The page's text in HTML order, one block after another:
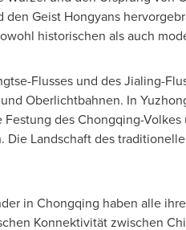
Geist Hongyans
historischen als auch
Flusses und des Jialing-
Oberlichtbahnen. In
des Chongqing-
Die Landschaft des
in Chongqing haben alle
Konnektivität zwischen